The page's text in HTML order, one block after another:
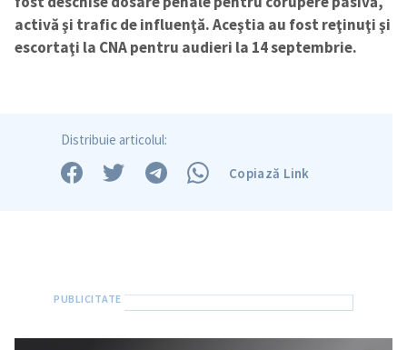
Trimite o informație
Despre ZdG
activă şi trafic de influenţă. Aceştia au fost reţinuţi şi
escortaţi la CNA pentru audieri la 14 septembrie.
Distribuie articolul:
Copiază Link